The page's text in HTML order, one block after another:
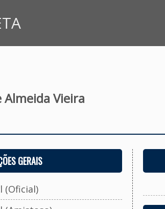
Almeida Vieira
GERAIS
(Oficial)